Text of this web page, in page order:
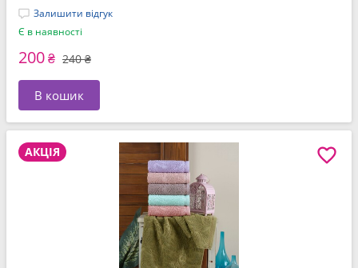
Залишити відгук
Є в наявності
200₴ 240 ₴
В кошик
АКЦІЯ